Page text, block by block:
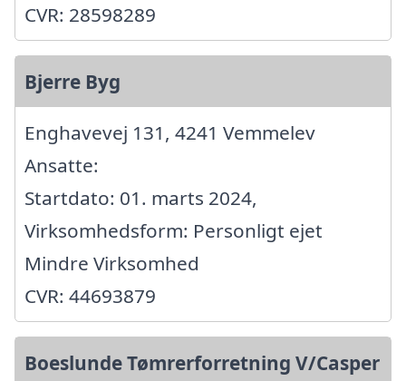
CVR: 28598289
Bjerre Byg
Enghavevej 131, 4241 Vemmelev
Ansatte:
Startdato: 01. marts 2024,
Virksomhedsform: Personligt ejet
Mindre Virksomhed
CVR: 44693879
Boeslunde Tømrerforretning V/Casper